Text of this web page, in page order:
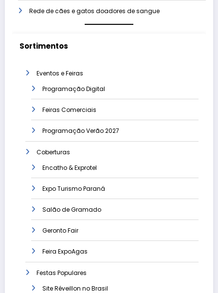
Rede de cães e gatos doadores de sangue
Sortimentos
Eventos e Feiras
Programação Digital
Feiras Comerciais
Programação Verão 2027
Coberturas
Encatho & Exprotel
Expo Turismo Paraná
Salão de Gramado
Geronto Fair
Feira ExpoAgas
Festas Populares
Site Réveillon no Brasil